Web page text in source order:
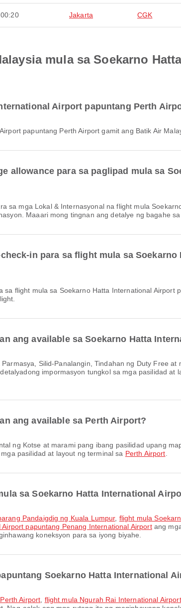
00:20 Jakarta CGK
mula sa Soekarno
Airport papuntang Perth
papuntang Perth Airport gamit ang Batik Air
allowance para sa paglipad mula sa
Maaari mong tingnan ang detalye ng bagahe
in para sa flight mula sa
ang available sa Soekarno Hatta
impormasyon tungkol sa mga pasilidad at
ang available sa Perth Airport?
pasilidad at layout ng terminal sa Perth Airport
sa Soekarno Hatta International
Pandaigdig ng Kuala Lumpur, flight mula
papuntang Penang International Airportang
koneksyon para sa iyong biyahe.
Soekarno Hatta International
Airport flight mula Ngurah Rai International